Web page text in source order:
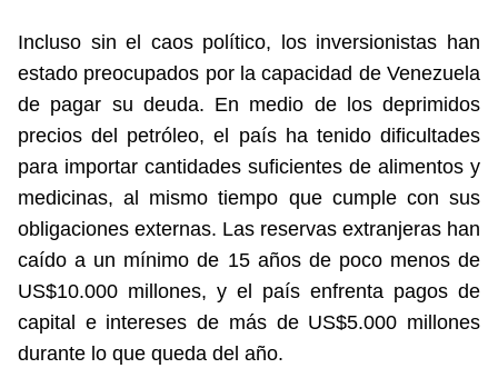
Incluso sin el caos político, los inversionistas han
estado preocupados por la capacidad de Venezuela
de pagar su deuda. En medio de los deprimidos
precios del petróleo, el país ha tenido dificultades
para importar cantidades suficientes de alimentos y
medicinas, al mismo tiempo que cumple con sus
obligaciones externas. Las reservas extranjeras han
caído a un mínimo de 15 años de poco menos de
US$10.000 millones, y el país enfrenta pagos de
capital e intereses de más de US$5.000 millones
durante lo que queda del año.